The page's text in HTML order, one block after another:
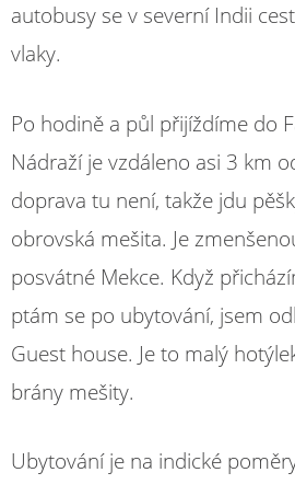
autobusy se v severní Indii
vlaky.
Po hodině a půl přijíždíme do
Nádraží je vzdáleno asi 3 km
doprava tu není, takže jdu
obrovská mešita. Je
posvátné Mekce. Když
ptám se po ubytování, jsem
Guest house. Je to malý
brány mešity.
Ubytování je na indické